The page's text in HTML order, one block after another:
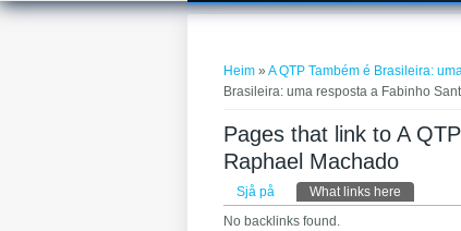
Heim »A QTP Também é Brasileira:
Brasileira: uma resposta a Fabinho
Pages that link to A
Raphael Machado
Primary tabs
Sjå på What links here
No backlinks found.